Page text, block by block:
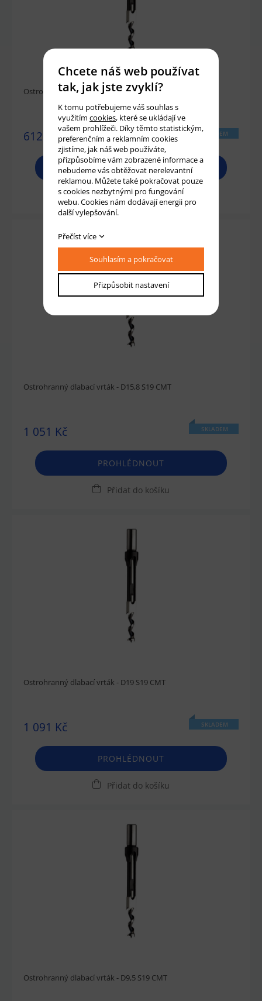
Ostrohranný dlabací vrták - D12,7 S19 CMT
612 Kč SKLADEM
PROHLÉDNOUT
Přidat do košíku
Ostrohranný dlabací vrták - D15,8 S19 CMT
1 051 Kč SKLADEM
PROHLÉDNOUT
Přidat do košíku
Ostrohranný dlabací vrták - D19 S19 CMT
1 091 Kč SKLADEM
PROHLÉDNOUT
Přidat do košíku
Ostrohranný dlabací vrták - D9,5 S19 CMT
Chcete náš web používat
tak, jak jste zvyklí?
K tomu potřebujeme váš souhlas s
využitím cookies, které se ukládají ve
vašem prohlížeči. Díky těmto statistickým,
preferenčním a reklamním cookies
zjistíme, jak náš web používáte,
přizpůsobíme vám zobrazené informace a
nebudeme vás obtěžovat nerelevantní
reklamou. Můžete také pokračovat pouze
s cookies nezbytnými pro fungování
webu. Cookies nám dodávají energii pro
další vylepšování.
Přečíst více
Souhlasím a pokračovat
Přizpůsobit nastavení